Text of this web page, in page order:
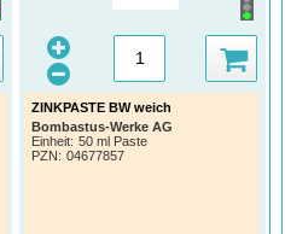
ZINKPASTE BW weich
Bombastus-Werke AG
Einheit: 50 ml Paste
PZN: 04677857